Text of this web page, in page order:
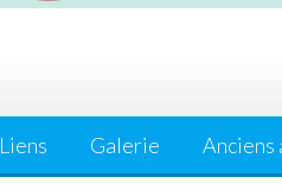
Liens Galerie Anciens